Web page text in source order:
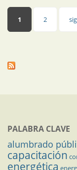
Páginas
1 2
PALABRA CLAVE
alumbrado
capacitación
energética